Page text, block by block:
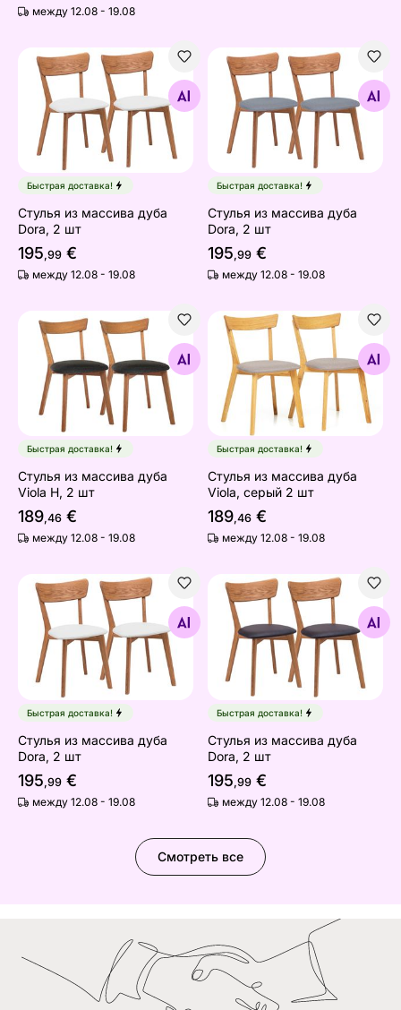
между 12.08 - 19.08
Стулья из массива дуба Dora, 2 шт
Найдите похожие
Быстрая доставка!
Стулья из массива дуба
Dora, 2 шт
195,99 €
между 12.08 - 19.08
Стулья из массива дуба
Найдите похожие
Быстрая доставка!
Стулья из массива дуба
Dora, 2 шт
195,99 €
между 12.08 - 19.08
Стулья из массива дуба Viola H, 2 шт
Найдите похожие
Быстрая доставка!
Стулья из массива дуба
Viola H, 2 шт
189,46 €
между 12.08 - 19.08
Стулья из массива дуба
Найдите похожие
Быстрая доставка!
Стулья из массива дуба
Viola, серый 2 шт
189,46 €
между 12.08 - 19.08
Стулья из массива дуба Dora, 2 шт
Найдите похожие
Быстрая доставка!
Стулья из массива дуба
Dora, 2 шт
195,99 €
между 12.08 - 19.08
Стулья из массива дуба
Найдите похожие
Быстрая доставка!
Стулья из массива дуба
Dora, 2 шт
195,99 €
между 12.08 - 19.08
Смотреть все